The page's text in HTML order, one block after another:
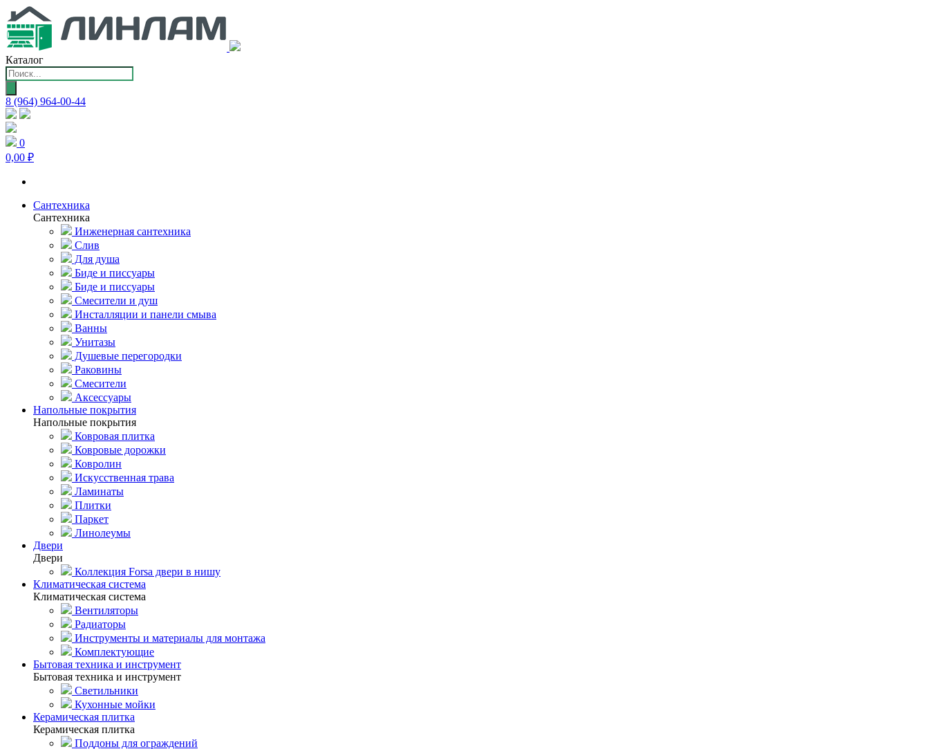
Каталог
Поиск
товаров
8 (964) 964-00-44
0
0,00 ₽
Сантехника
Сантехника
Инженерная сантехника
Слив
Для душа
Биде и писсуары
Биде и писсуары
Смесители и душ
Инсталляции и панели смыва
Ванны
Унитазы
Душевые перегородки
Раковины
Смесители
Аксессуары
Напольные покрытия
Напольные покрытия
Ковровая плитка
Ковровые дорожки
Ковролин
Искусственная трава
Ламинаты
Плитки
Паркет
Линолеумы
Двери
Двери
Коллекция Forsa двери в нишу
Климатическая система
Климатическая система
Вентиляторы
Радиаторы
Инструменты и материалы для монтажа
Комплектующие
Бытовая техника и инструмент
Бытовая техника и инструмент
Светильники
Кухонные мойки
Керамическая плитка
Керамическая плитка
Поддоны для ограждений